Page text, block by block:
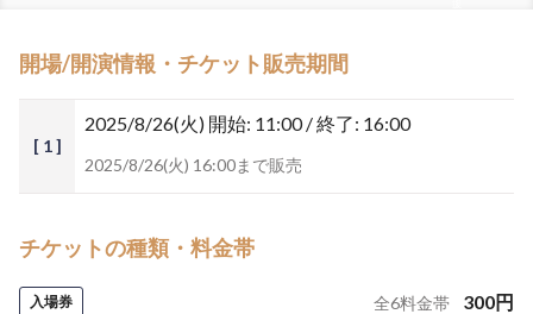
開場/開演情報・チケット販売期間
[ 1 ]
2025/8/26(火) 開始: 11:00 / 終了: 16:00
2025/8/26(火) 16:00まで販売
チケットの種類・料金帯
入場券 全6料金帯 300円